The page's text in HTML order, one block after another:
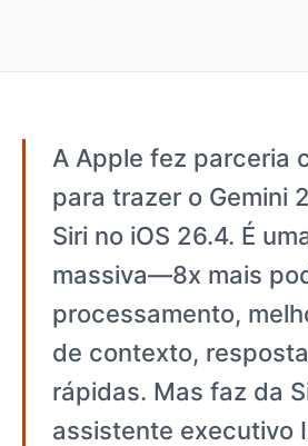
A Apple fez parceria
para trazer o Gemini
Siri no iOS 26.4. É
massiva—8x mais
processamento,
de contexto,
rápidas. Mas faz da
assistente executivo